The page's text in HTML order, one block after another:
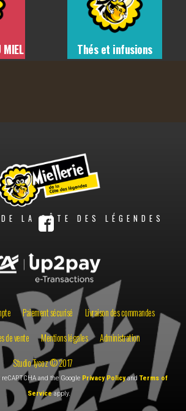
LA CÔTE DES LÉGENDES
MIEL Thés et infusions
Paiement sécurisé
Livraison des commandes
de vente
Mentions légales
Administration
Studio Tycoz © 2017
and the Google Privacy Policyand Terms of
Serviceapply.